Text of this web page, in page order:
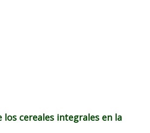
los cereales integrales en la